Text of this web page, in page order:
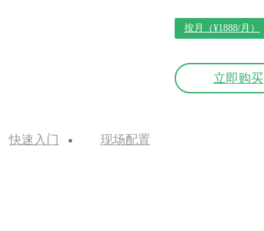
按月（¥1888/月）
立即购买
快速入门 现场配置